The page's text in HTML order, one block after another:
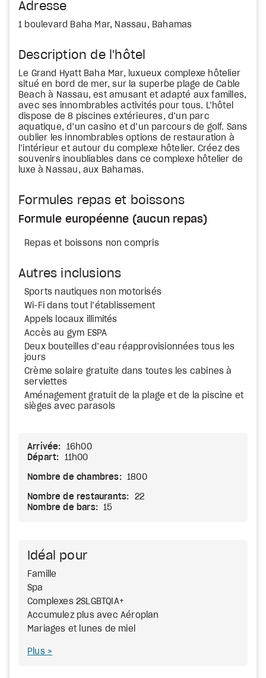
Adresse
1 boulevard Baha Mar, Nassau, Bahamas
Description de l'hôtel
Le Grand Hyatt Baha Mar, luxueux complexe hôtelier
situé en bord de mer, sur la superbe plage de Cable
Beach à Nassau, est amusant et adapté aux familles,
avec ses innombrables activités pour tous. L’hôtel
dispose de 8 piscines extérieures, d’un parc
aquatique, d’un casino et d’un parcours de golf. Sans
oublier les innombrables options de restauration à
l’intérieur et autour du complexe hôtelier. Créez des
souvenirs inoubliables dans ce complexe hôtelier de
luxe à Nassau, aux Bahamas.
Formules repas et boissons
Formule européenne (aucun repas)
Repas et boissons non compris
Autres inclusions
Sports nautiques non motorisés
Wi-Fi dans tout l’établissement
Appels locaux illimités
Accès au gym ESPA
Deux bouteilles d’eau réapprovisionnées tous les
jours
Crème solaire gratuite dans toutes les cabines à
serviettes
Aménagement gratuit de la plage et de la piscine et
sièges avec parasols
Arrivée:
16h00
Départ:
11h00
Nombre de chambres: 1800
Nombre de restaurants:
22
Nombre de bars:
15
Idéal pour
Famille
Spa
Complexes 2SLGBTQIA+
Accumulez plus avec Aéroplan
Mariages et lunes de miel
Plus